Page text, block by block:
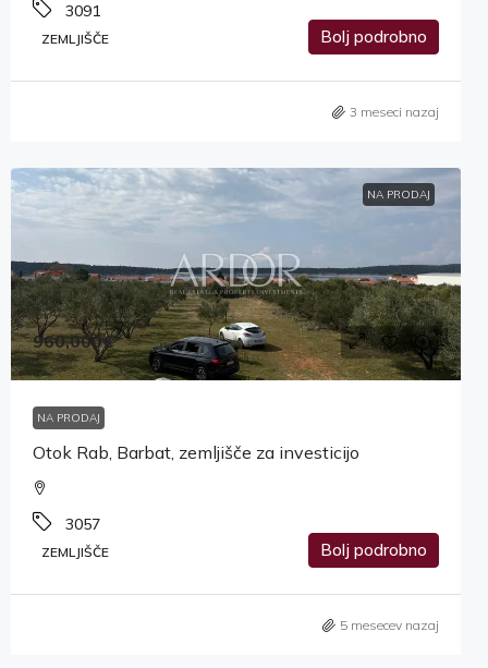
3091
ZEMLJIŠČE Bolj podrobno
3 meseci nazaj
NA PRODAJ
960,000€
NA PRODAJ
Otok Rab, Barbat, zemljišče za investicijo
3057
ZEMLJIŠČE Bolj podrobno
5 mesecev nazaj